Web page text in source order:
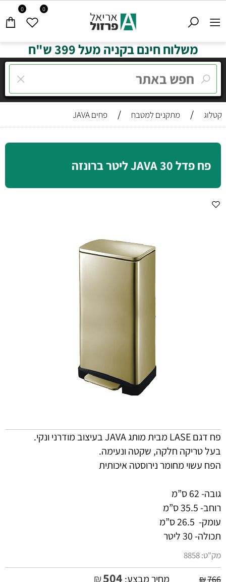
0 0
משלוח חינם בקניה מעל 399 ש"ח
קטלוג / מתקנים למטבח / פחים JAVA
פח פדל JAVA 30 ליטר ברונזה
פח דגם LASE מבית מותג JAVA בעיצוב מודרני ונקי.
בעל טריקה חלקה, שקטה ונעימה.
הפח עשוי מחומר נירוסטה איכותית
גובה- 62 ס”מ
רוחב- 35.5 ס”מ
עומק- 26.5 ס”מ
תכולה- 30 ליטר
מק"ט:8858
₪766 מחיר מבצע: ₪504